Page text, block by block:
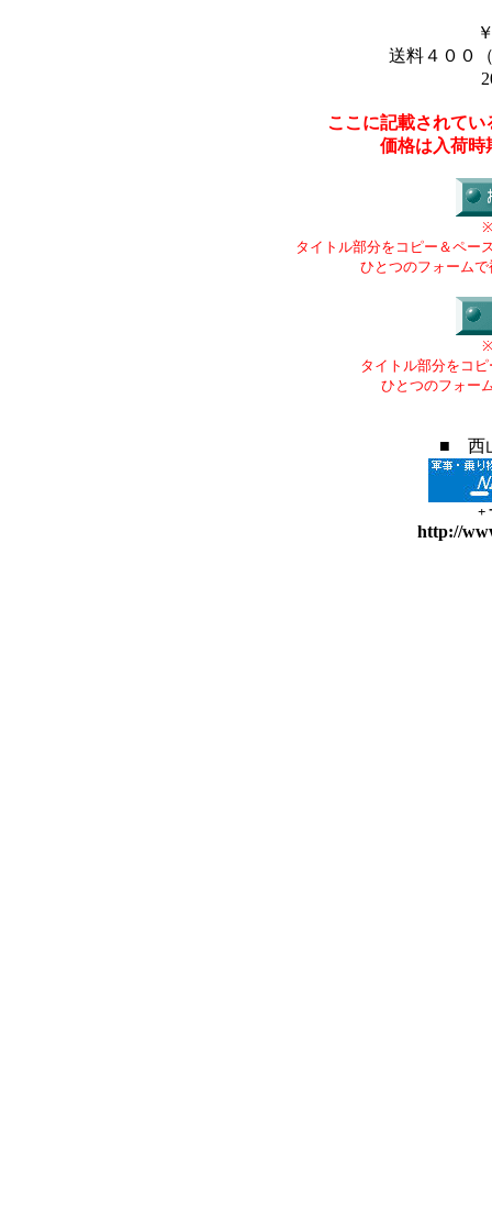
送料４００
ここに記載されて
価格は入荷時
タイトル部分をコピー＆ペー
ひとつのフォーム
タイトル部分をコ
ひとつのフォー
■ 西
+
http://